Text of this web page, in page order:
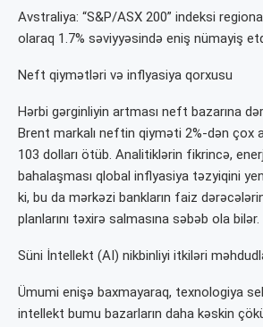
Avstraliya: “S&P/ASX 200” indeksi
olaraq 1.7% səviyyəsində eniş nümayiş
Neft qiymətləri və inflyasiya qorxusu
Hərbi gərginliyin artması neft bazarına
Brent markalı neftin qiyməti 2%-dən çox
103 dolları ötüb. Analitiklərin fikrincə, enerji
bahalaşması qlobal inflyasiya təzyiqini
ki, bu da mərkəzi bankların faiz
planlarını təxirə salmasına səbəb ola bilər.
Süni İntellekt (AI) nikbinliyi itkiləri
Ümumi enişə baxmayaraq, texnologiya
intellekt bumu bazarların daha kəskin